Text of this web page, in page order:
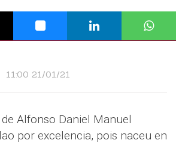
11:00 21/01/21
Alfonso Daniel Manuel
por excelencia, pois naceu en